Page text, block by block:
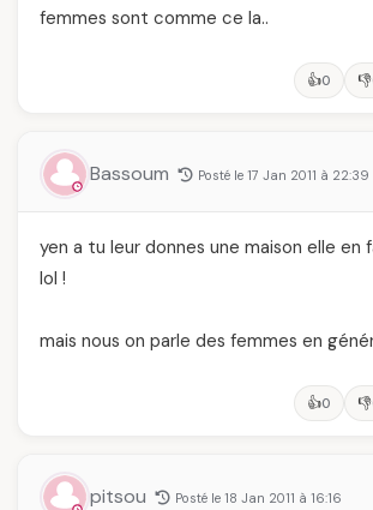
femmes sont comme ce la..
👍0 👎
Bassoum Posté le 17 Jan 2011 à 22:39
yen a tu leur donnes une maison elle en
lol !
mais nous on parle des femmes en
👍0 👎
pitsou Posté le 18 Jan 2011 à 16:16